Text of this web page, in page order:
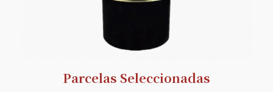
Parcelas Seleccionadas